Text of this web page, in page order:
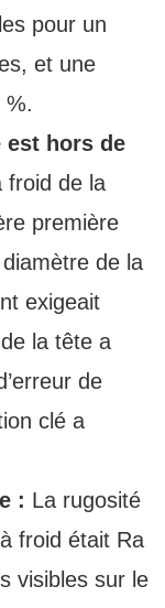
pour un
et une
%.
est hors de
froid de la
première
de la
exigeait
la tête a
de
clé a
: La rugosité
froid était Ra
visibles sur le